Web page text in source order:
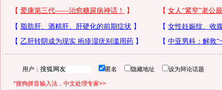
用户： 匿名 隐藏地址 设为辩论话题
*搜狗拼音输入法，中文处理专家>>